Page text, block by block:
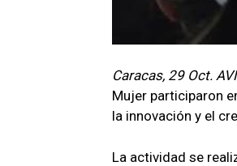
Caracas, 29 Oct.
Mujer participaron
la innovación y el
La actividad se